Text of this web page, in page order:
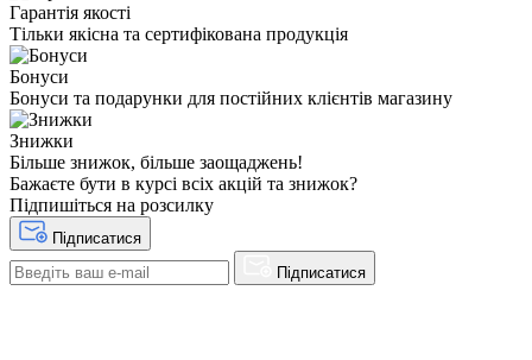
Гарантія якості
Тільки якісна та сертифікована продукція
Бонуси
Бонуси та подарунки для постійних клієнтів магазину
Знижки
Більше знижок, більше заощаджень!
Бажаєте бути в курсі всіх акцій та знижок?
Підпишіться на розсилку
Підписатися
Підписатися